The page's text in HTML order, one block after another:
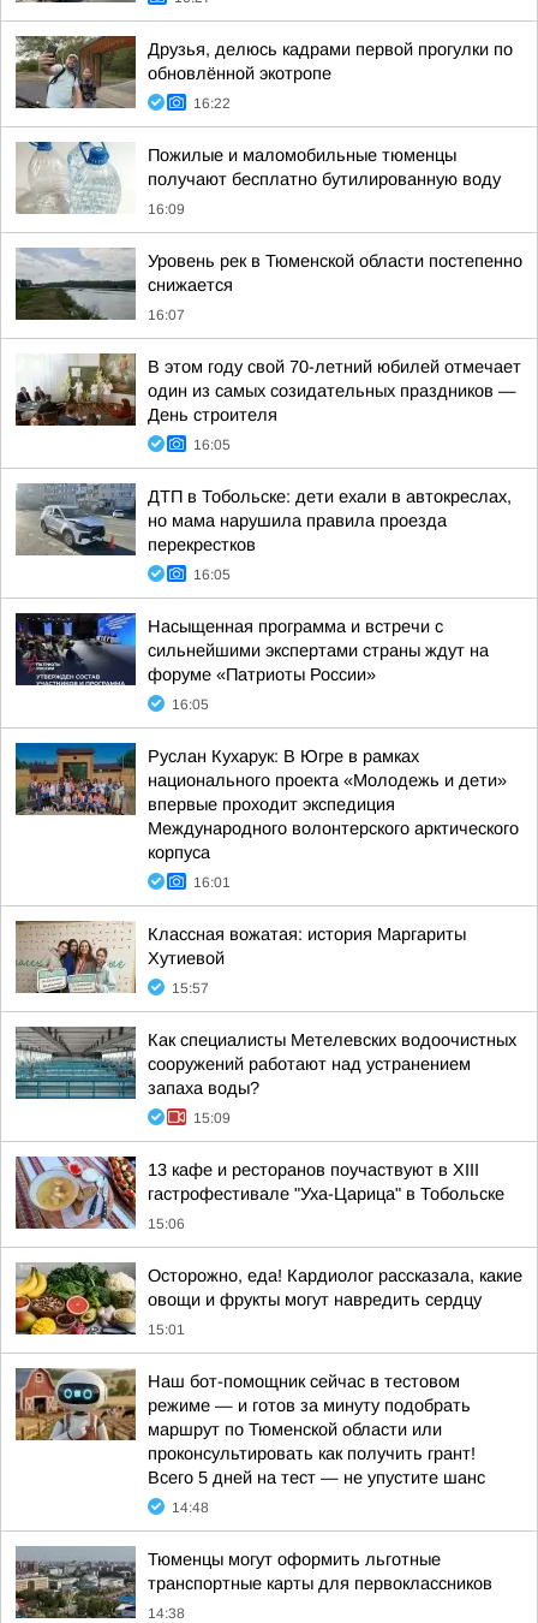
Друзья, делюсь кадрами первой прогулки по
обновлённой экотропе
16:22
Пожилые и маломобильные тюменцы
получают бесплатно бутилированную воду
16:09
Уровень рек в Тюменской области постепенно
снижается
16:07
В этом году свой 70-летний юбилей отмечает
один из самых созидательных праздников —
День строителя
16:05
ДТП в Тобольске: дети ехали в автокреслах,
но мама нарушила правила проезда
перекрестков
16:05
Насыщенная программа и встречи с
сильнейшими экспертами страны ждут на
форуме «Патриоты России»
16:05
Руслан Кухарук: В Югре в рамках
национального проекта «Молодежь и дети»
впервые проходит экспедиция
Международного волонтерского арктического
корпуса
16:01
Классная вожатая: история Маргариты
Хутиевой
15:57
Как специалисты Метелевских водоочистных
сооружений работают над устранением
запаха воды?
15:09
13 кафе и ресторанов поучаствуют в XIII
гастрофестивале "Уха-Царица" в Тобольске
15:06
Осторожно, еда! Кардиолог рассказала, какие
овощи и фрукты могут навредить сердцу
15:01
Наш бот-помощник сейчас в тестовом
режиме — и готов за минуту подобрать
маршрут по Тюменской области или
проконсультировать как получить грант!
Всего 5 дней на тест — не упустите шанс
14:48
Тюменцы могут оформить льготные
транспортные карты для первоклассников
14:38